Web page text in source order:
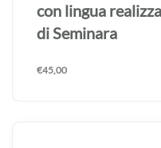
con lingua
di Seminara
€45,00